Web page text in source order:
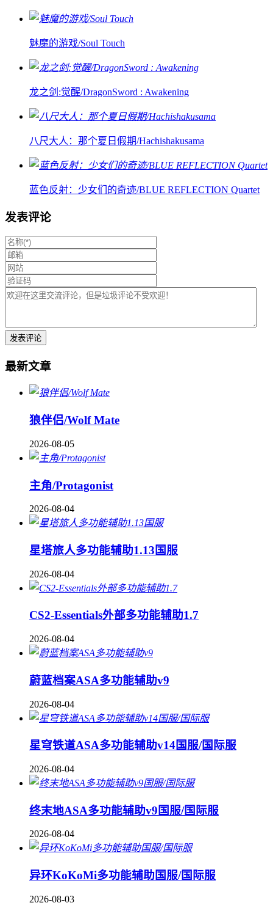
魅魔的游戏/Soul Touch
龙之剑:觉醒/DragonSword : Awakening
八尺大人：那个夏日假期/Hachishakusama
蓝色反射：少女们的奇迹/BLUE REFLECTION Quartet
发表评论
最新文章
狼伴侣/Wolf Mate
2026-08-05
主角/Protagonist
2026-08-04
星塔旅人多功能辅助1.13国服
2026-08-04
CS2-Essentials外部多功能辅助1.7
2026-08-04
蔚蓝档案ASA多功能辅助v9
2026-08-04
星穹铁道ASA多功能辅助v14国服/国际服
2026-08-04
终末地ASA多功能辅助v9国服/国际服
2026-08-04
异环KoKoMi多功能辅助国服/国际服
2026-08-03